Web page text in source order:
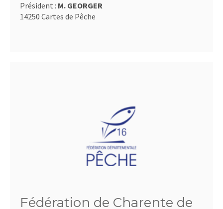
Président : M. GEORGER
14250 Cartes de Pêche
Fédération de Charente de